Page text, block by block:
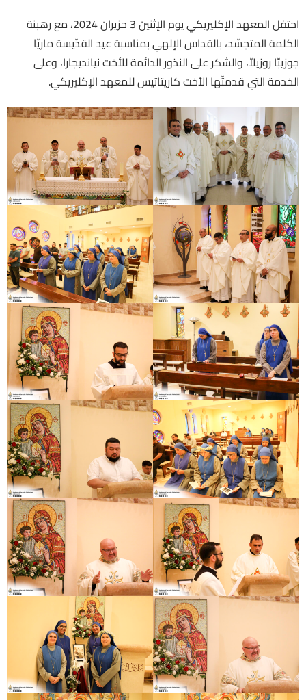
احتفل المعهد الإكليريكي يوم الإثنين 3 حزيران 2024، مع رهبنة
الكلمة المتجسّد، بالقداس الإلهي بمناسبة عيد القدّيسة ماريّا
جوزيبّا روزيلاّ، والشكر على النذور الدائمة للأخت نيانديجارا، وعلى
الخدمة التي قدمتّها الأخت كاريتاتيس للمعهد الإكليريكي.